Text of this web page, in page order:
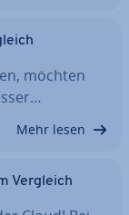
möchten
Mehr lesen
Vergleich